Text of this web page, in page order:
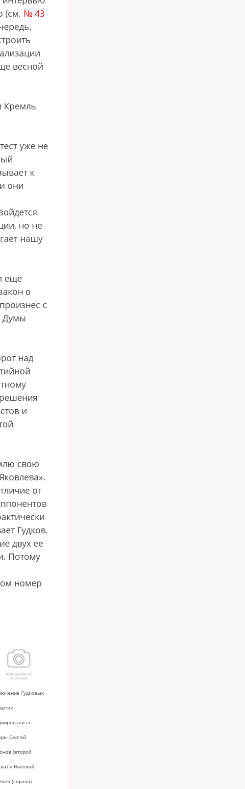
(см. № 43
весной
Кремль
уже не
к
они
но не
нашу
еще
о
с
Думы
над
и
свою
от
Гудков.
двух ее
Потому
номер
Гудковых
ее
Сергей
(второй
и Николай
(справа)